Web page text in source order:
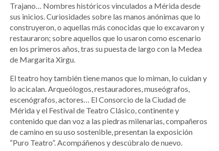
Trajano… Nombres históricos vinculados a Mérida desde
sus inicios. Curiosidades sobre las manos anónimas que lo
construyeron, o aquellas más conocidas que lo excavaron y
restauraron; sobre aquellos que lo usaron como escenario
en los primeros años, tras su puesta de largo con la Medea
de Margarita Xirgu.
El teatro hoy también tiene manos que lo miman, lo cuidan y
lo acicalan. Arqueólogos, restauradores, museógrafos,
escenógrafos, actores… El Consorcio de la Ciudad de
Mérida y el Festival de Teatro Clásico, continente y
contenido que dan voz a las piedras milenarias, compañeros
de camino en su uso sostenible, presentan la exposición
“Puro Teatro”. Acompáñenos y descúbralo de nuevo.